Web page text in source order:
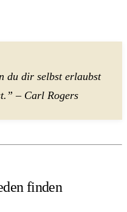
du dir selbst erlaubst
– Carl Rogers
finden